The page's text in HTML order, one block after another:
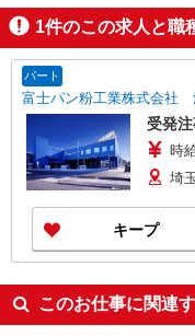
※会社カレンダ
・フルタイム手
1件のこの求人と職
パート
富士パン粉工業株式会社
受発
時
埼
キープ
このお仕事に関連